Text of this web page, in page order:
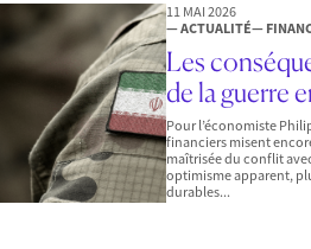
11 MAI 2026
— ACTUALITÉ—
Les
de la guerre
Pour l’économiste
financiers misent
maîtrisée du conflit
optimisme apparent,
durables...